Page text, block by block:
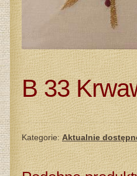
B 33
Kategorie:Aktualnie